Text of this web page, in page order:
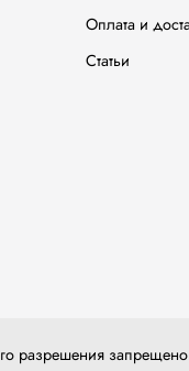
Оплата и
Статьи
разрешения запрещено